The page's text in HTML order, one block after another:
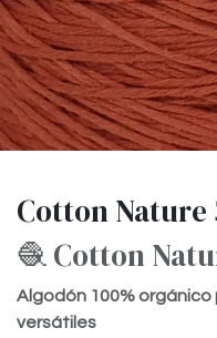
Cotton Nature
🧶 Cotton
Algodón 100%
versátiles